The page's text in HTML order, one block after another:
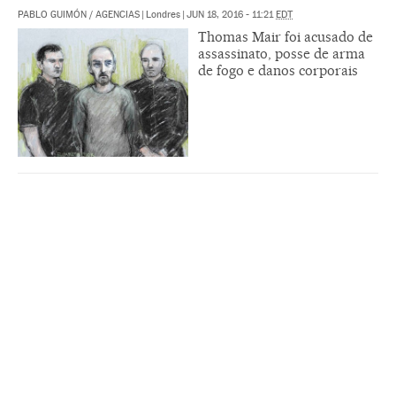
PABLO GUIMÓN / AGENCIAS Londres JUN 18, 2016 - 11:21 EDT
Thomas Mair foi acusado de
assassinato, posse de arma
de fogo e danos corporais